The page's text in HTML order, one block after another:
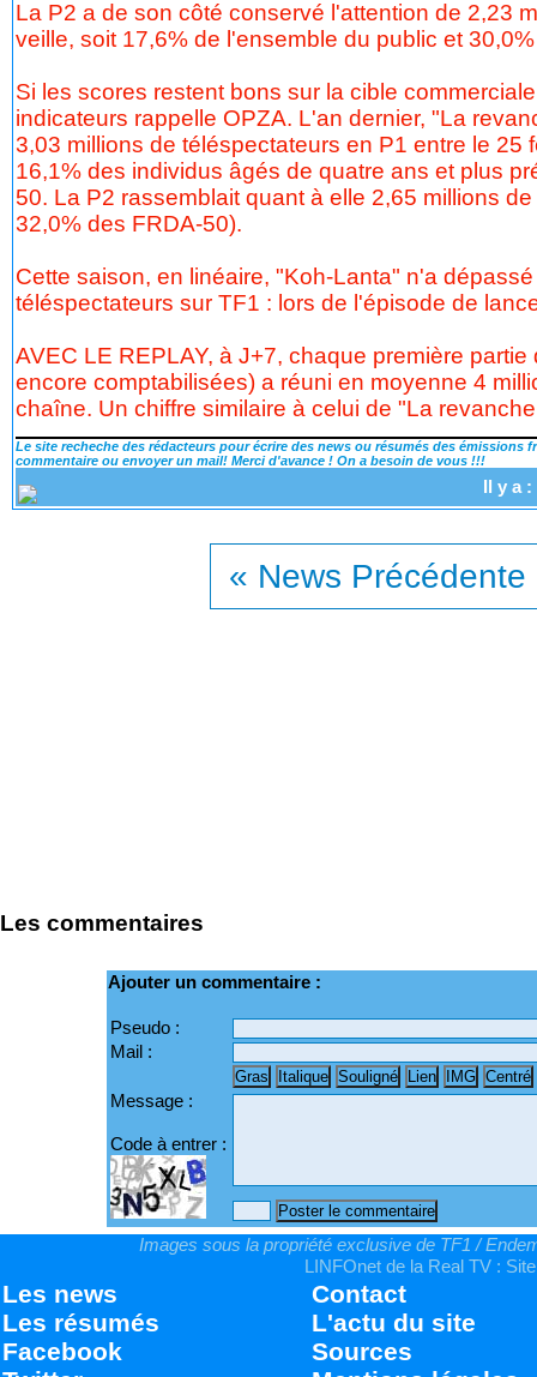
La P2 a de son côté conservé l'attention de 2,23
veille, soit 17,6% de l'ensemble du public et
Si les scores restent bons sur la cible
indicateurs rappelle OPZA. L'an dernier, "La
3,03 millions de téléspectateurs en P1 entre le
16,1% des individus âgés de quatre ans et plus
50. La P2 rassemblait quant à elle 2,65 millions
32,0% des FRDA-50).
Cette saison, en linéaire, "Koh-Lanta" n'a
téléspectateurs sur TF1 : lors de l'épisode de
AVEC LE REPLAY, à J+7, chaque première
encore comptabilisées) a réuni en moyenne 4
chaîne. Un chiffre similaire à celui de "La
Le site recheche des rédacteurs pour écrire des news ou résumés des
commentaire ou envoyer un mail! Merci d'avance ! On a besoin de vous !!!
Il y a
« News Précédente
Les commentaires
Ajouter un commentaire :
Pseudo :
Mail :
Message :
Code à entrer :
Images sous la propriété exclusive de TF1 /
LINFOnet de la Real TV :
Les news
Les résumés
Facebook
Contact
L'actu du site
Sources